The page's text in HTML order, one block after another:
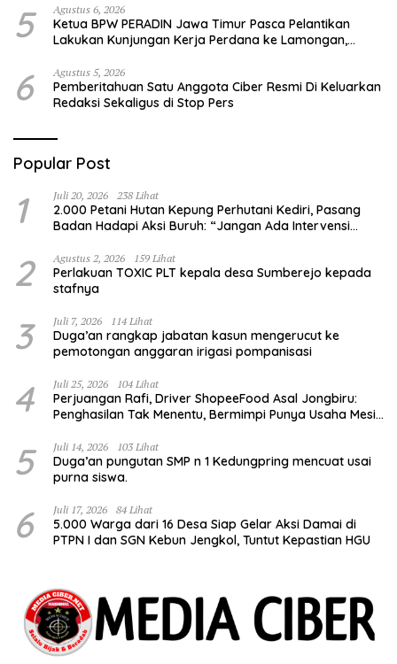
5 Agustus 6, 2026
Ketua BPW PERADIN Jawa Timur Pasca Pelantikan
Lakukan Kunjungan Kerja Perdana ke Lamongan,
6 Agustus 5, 2026
Pemberitahuan Satu Anggota Ciber Resmi Di Keluarkan
Redaksi Sekaligus di Stop Pers
Popular Post
1 Juli 20, 2026 238 Lihat
2.000 Petani Hutan Kepung Perhutani Kediri, Pasang
Badan Hadapi Aksi Buruh: “Jangan Ada Intervensi
2 Agustus 2, 2026 159 Lihat
Perlakuan TOXIC PLT kepala desa Sumberejo kepada
stafnya
3 Juli 7, 2026 114 Lihat
Duga’an rangkap jabatan kasun mengerucut ke
pemotongan anggaran irigasi pompanisasi
4 Juli 25, 2026 104 Lihat
Perjuangan Rafi, Driver ShopeeFood Asal Jongbiru:
Penghasilan Tak Menentu, Bermimpi Punya Usaha Mesin
5 Juli 14, 2026 103 Lihat
Duga’an pungutan SMP n 1 Kedungpring mencuat usai
purna siswa.
6 Juli 17, 2026 84 Lihat
5.000 Warga dari 16 Desa Siap Gelar Aksi Damai di
PTPN I dan SGN Kebun Jengkol, Tuntut Kepastian HGU